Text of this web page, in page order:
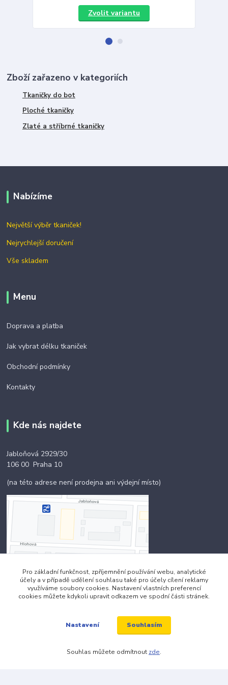
Zvolit variantu
Zboží zařazeno v kategoriích
Tkaničky do bot
Ploché tkaničky
Zlaté a stříbrné tkaničky
Nabízíme
Největší výběr tkaniček!
Nejrychlejší doručení
Vše skladem
Menu
Doprava a platba
Jak vybrat délku tkaniček
Obchodní podmínky
Kontakty
Kde nás najdete
Jabloňová 2929/30
106 00 Praha 10
(na této adrese není prodejna ani výdejní místo)
Kontakty
Pro základní funkčnost, zpříjemnění používání webu, analytické
účely a v případě udělení souhlasu také pro účely cílení reklamy
využíváme soubory cookies. Nastavení vlastních preferencí
cookies můžete kdykoli upravit odkazem ve spodní části stránek.
Nastavení Souhlasím
Souhlas můžete odmítnout zde.